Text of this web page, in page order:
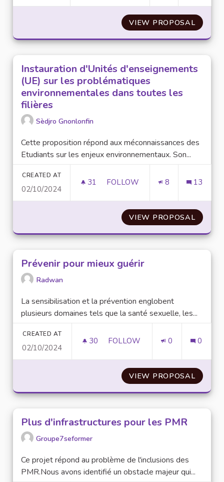
VIEW PROPOSAL
Instauration d'Unités d'enseignements
(UE) sur les problématiques
environnementales dans toutes les
filières
Sèdjro Gnonlonfin
Cette proposition répond aux méconnaissances des
Etudiants sur les enjeux environnementaux. Son...
CREATED AT
02/10/2024
31 31 FOLLOWERS
FOLLOW 8 13
VIEW PROPOSAL
Prévenir pour mieux guérir
Radwan
La sensibilisation et la prévention englobent
plusieurs domaines tels que la santé sexuelle, les...
CREATED AT
02/10/2024
30 30 FOLLOWERS
FOLLOW 0 0
VIEW PROPOSAL
Plus d'infrastructures pour les PMR
Groupe7seformer
Ce projet répond au problème de l'inclusions des
PMR.Nous avons identifié un obstacle majeur qui...